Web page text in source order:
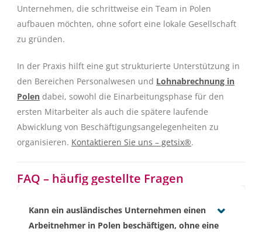
Unternehmen, die schrittweise ein Team in Polen
aufbauen möchten, ohne sofort eine lokale Gesellschaft
zu gründen.
In der Praxis hilft eine gut strukturierte Unterstützung in
den Bereichen Personalwesen und Lohnabrechnung in
Polen dabei, sowohl die Einarbeitungsphase für den
ersten Mitarbeiter als auch die spätere laufende
Abwicklung von Beschäftigungsangelegenheiten zu
organisieren. Kontaktieren Sie uns – getsix®.
FAQ – häufig gestellte Fragen
Kann ein ausländisches Unternehmen einen
Arbeitnehmer in Polen beschäftigen, ohne eine